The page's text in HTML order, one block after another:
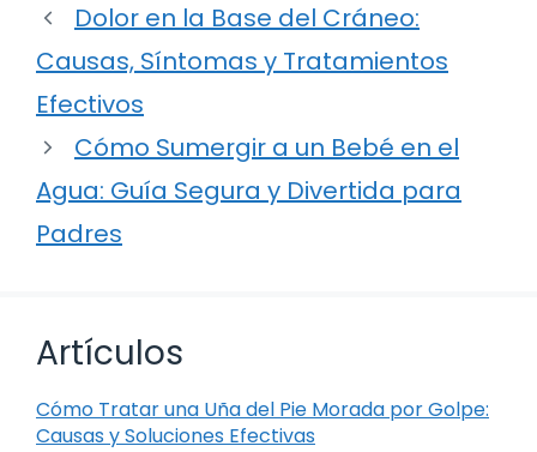
Dolor en la Base del Cráneo:
Causas, Síntomas y Tratamientos
Efectivos
Cómo Sumergir a un Bebé en el
Agua: Guía Segura y Divertida para
Padres
Artículos
Cómo Tratar una Uña del Pie Morada por Golpe:
Causas y Soluciones Efectivas